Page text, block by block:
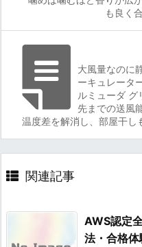
も良く
大風量なのに
ーキュレータ
ルミューダ グ
先までの送風
温度差を解消し、部屋干し
関連記事
AWS認定
法・合格